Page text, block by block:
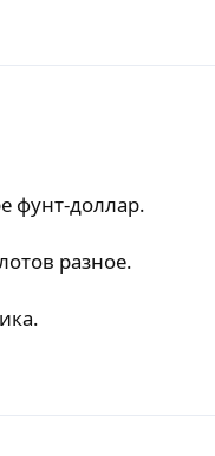
фунт-доллар.
разное.